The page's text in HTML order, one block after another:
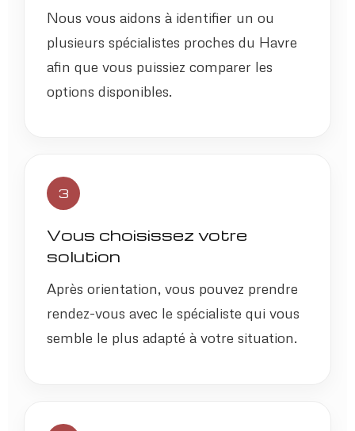
Nous vous aidons à identifier un ou
plusieurs spécialistes proches du Havre
afin que vous puissiez comparer les
options disponibles.
3
Vous choisissez votre
solution
Après orientation, vous pouvez prendre
rendez-vous avec le spécialiste qui vous
semble le plus adapté à votre situation.